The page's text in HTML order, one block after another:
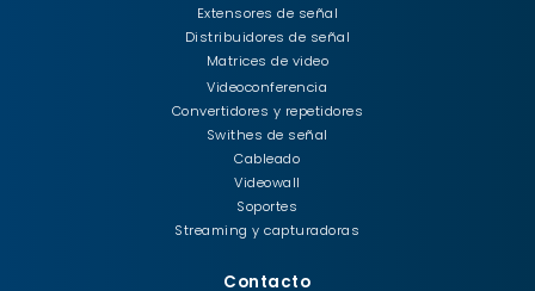
Extensores de señal
Distribuidores de señal
Matrices de video
Videoconferencia
Convertidores y repetidores
Swithes de señal
Cableado
Videowall
Soportes
Streaming y capturadoras
Contacto